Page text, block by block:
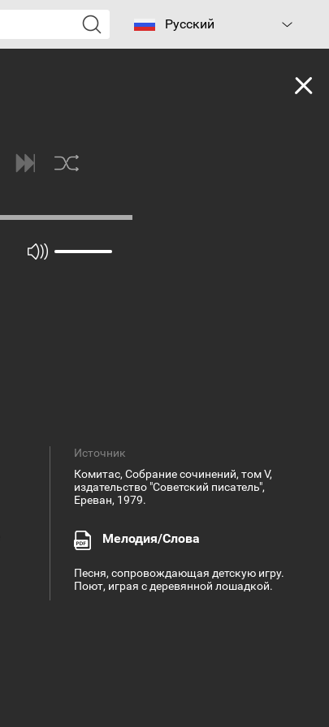
Русский
Источник
Комитас, Собрание сочинений, том V,
издательство "Советский писатель",
Ереван, 1979.
Мелодия/Слова
Песня, сопровождающая детскую игру.
Поют, играя с деревянной лошадкой.